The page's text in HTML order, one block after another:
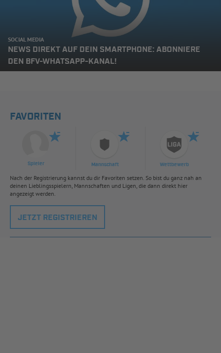
SOCIAL MEDIA
NEWS DIREKT AUF DEIN SMARTPHONE: ABONNIERE
DEN BFV-WHATSAPP-KANAL!
FAVORITEN
Spieler Mannschaft Wettbewerb
Nach der Registrierung kannst du dir Favoriten setzen. So bist du ganz nah an
deinen Lieblingsspielern, Mannschaften und Ligen, die dann direkt hier
angezeigt werden.
JETZT REGISTRIEREN